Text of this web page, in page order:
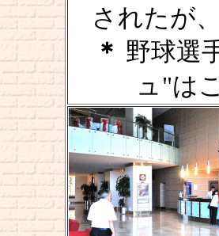
されたが
＊ 野球選
ュ"は